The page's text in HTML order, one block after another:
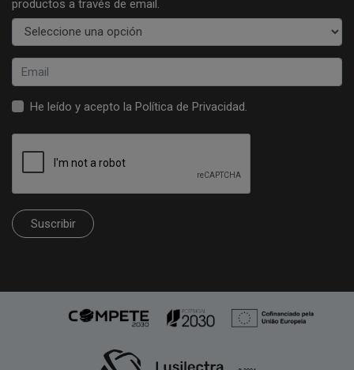
productos a través de email.
He leído y acepto la Política de Privacidad
Suscribir